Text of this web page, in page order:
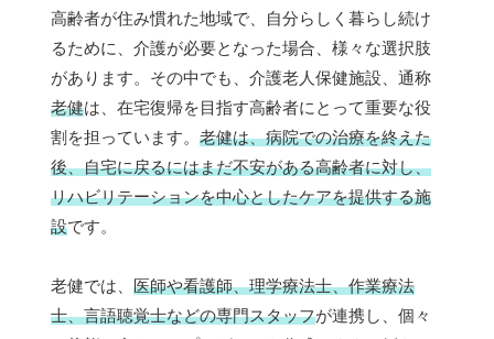
高齢者が住み慣れた地域で、自分らしく暮らし続け
るために、介護が必要となった場合、様々な選択肢
があります。その中でも、介護老人保健施設、通称
老健は、在宅復帰を目指す高齢者にとって重要な役
割を担っています。 老健は、病院での治療を終えた
後、自宅に戻るにはまだ不安がある高齢者に対し、
リハビリテーションを中心としたケアを提供する施
設です。
老健では、 医師や看護師、理学療法士、作業療法
士、言語聴覚士などの専門スタッフが連携し、個々